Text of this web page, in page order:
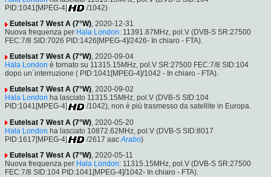
PID:1041[MPEG-4]
/1042)
Eutelsat 7 West A (7°W), 2020-12-31
Nuova frequenza per Hala London: 11391.87MHz, pol.V (DVB-S SR:27500
FEC:7/8 SID:7026 PID:1426[MPEG-4]/2426- In chiaro - FTA).
Eutelsat 7 West A (7°W), 2020-09-04
Hala London è tornato su 11315.15MHz, pol.V SR:27500 FEC:7/8 SID:104
dopo un´interruzione ( PID:1041[MPEG-4]/1042 - In chiaro - FTA).
Eutelsat 7 West A (7°W), 2020-09-02
Hala London ha lasciato 11315.15MHz, pol.V (DVB-S SID:104
PID:1041[MPEG-4]
/1042), non è più trasmesso da satellite in Europa.
Eutelsat 7 West A (7°W) , 2020-05-20
Hala London ha lasciato 10872.62MHz, pol.V (DVB-S SID:8017
PID:1617[MPEG-4]
/2617 aac Arabo)
Eutelsat 7 West A (7°W), 2020-05-11
Nuova frequenza per Hala London: 11315.15MHz, pol.V (DVB-S SR:27500
FEC:7/8 SID:104 PID:1041[MPEG-4]/1042- In chiaro - FTA).